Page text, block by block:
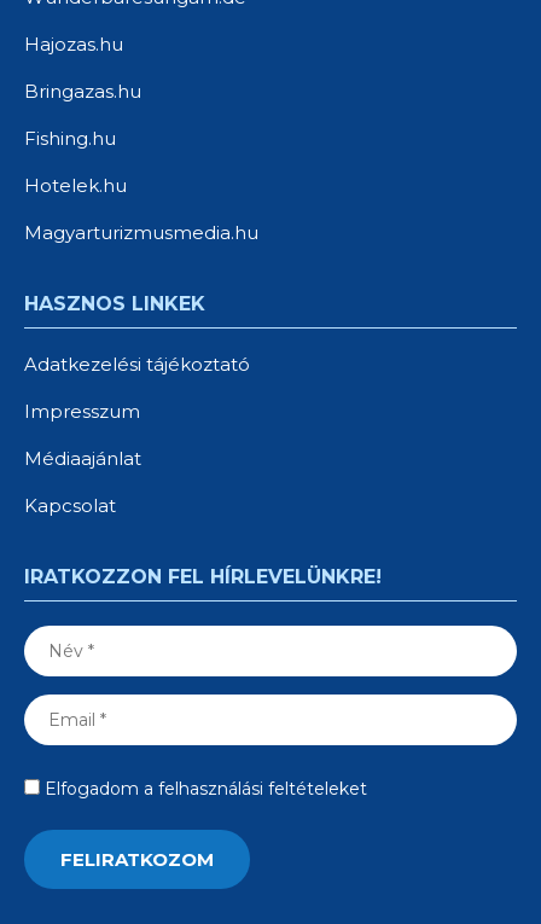
Hajozas.hu
Bringazas.hu
Fishing.hu
Hotelek.hu
Magyarturizmusmedia.hu
HASZNOS LINKEK
Adatkezelési tájékoztató
Impresszum
Médiaajánlat
Kapcsolat
IRATKOZZON FEL HÍRLEVELÜNKRE!
Elfogadom a felhasználási feltételeket